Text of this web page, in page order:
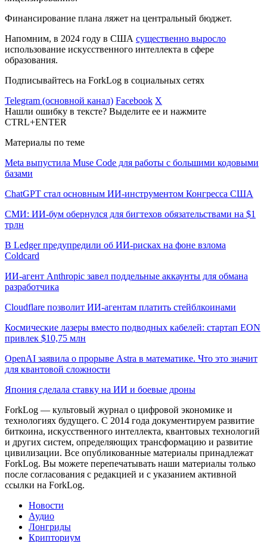
Финансирование плана ляжет на центральный бюджет.
Напомним, в 2024 году в США существенно выросло
использование искусственного интеллекта в сфере
образования.
Подписывайтесь на ForkLog в социальных сетях
Telegram (основной канал) Facebook X
Нашли ошибку в тексте? Выделите ее и нажмите
CTRL+ENTER
Материалы по теме
Meta выпустила Muse Code для работы с большими кодовыми
базами
ChatGPT стал основным ИИ-инструментом Конгресса США
СМИ: ИИ-бум обернулся для бигтехов обязательствами на $1
трлн
В Ledger предупредили об ИИ-рисках на фоне взлома
Coldcard
ИИ-агент Anthropic завел поддельные аккаунты для обмана
разработчика
Cloudflare позволит ИИ-агентам платить стейблкоинами
Космические лазеры вместо подводных кабелей: стартап EON
привлек $10,75 млн
OpenAI заявила о прорыве Astra в математике. Что это значит
для квантовой сложности
Япония сделала ставку на ИИ и боевые дроны
ForkLog — культовый журнал о цифровой экономике и
технологиях будущего. С 2014 года документируем развитие
биткоина, искусственного интеллекта, квантовых технологий
и других систем, определяющих трансформацию и развитие
цивилизации. Все опубликованные материалы принадлежат
ForkLog. Вы можете перепечатывать наши материалы только
после согласования с редакцией и с указанием активной
ссылки на ForkLog.
Новости
Аудио
Лонгриды
Крипториум